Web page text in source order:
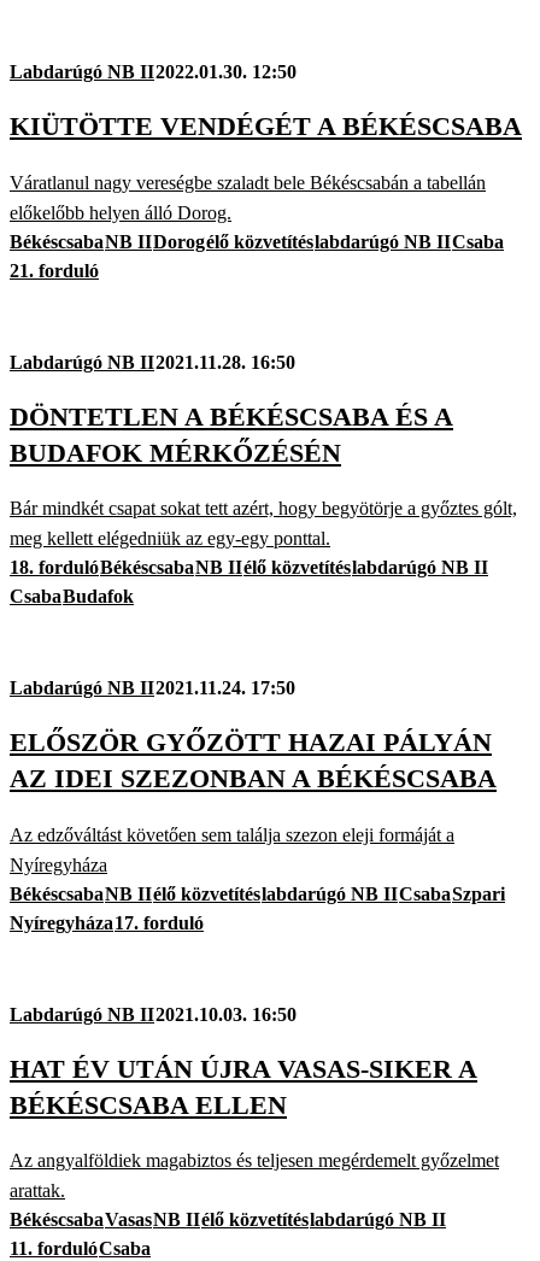
Labdarúgó NB II2022.01.30. 12:50
KIÜTÖTTE VENDÉGÉT A BÉKÉSCSABA
Váratlanul nagy vereségbe szaladt bele Békéscsabán a tabellán
előkelőbb helyen álló Dorog.
BékéscsabaNB IIDorogélő közvetítéslabdarúgó NB IICsaba
21. forduló
Labdarúgó NB II2021.11.28. 16:50
DÖNTETLEN A BÉKÉSCSABA ÉS A
BUDAFOK MÉRKŐZÉSÉN
Bár mindkét csapat sokat tett azért, hogy begyötörje a győztes gólt,
meg kellett elégedniük az egy-egy ponttal.
18. fordulóBékéscsabaNB IIélő közvetítéslabdarúgó NB II
CsabaBudafok
Labdarúgó NB II2021.11.24. 17:50
ELŐSZÖR GYŐZÖTT HAZAI PÁLYÁN
AZ IDEI SZEZONBAN A BÉKÉSCSABA
Az edzőváltást követően sem találja szezon eleji formáját a
Nyíregyháza
BékéscsabaNB IIélő közvetítéslabdarúgó NB IICsabaSzpari
Nyíregyháza17. forduló
Labdarúgó NB II2021.10.03. 16:50
HAT ÉV UTÁN ÚJRA VASAS-SIKER A
BÉKÉSCSABA ELLEN
Az angyalföldiek magabiztos és teljesen megérdemelt győzelmet
arattak.
BékéscsabaVasasNB IIélő közvetítéslabdarúgó NB II
11. fordulóCsaba